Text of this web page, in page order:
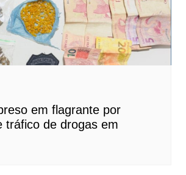
em flagrante por
tráfico de drogas em